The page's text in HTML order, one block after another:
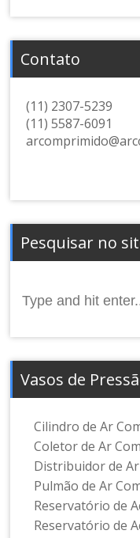
Contato
(11) 2307-5239
(11) 5587-6091
Pesquisar no
for:
Vasos de
Cilindro de Ar
Coletor de Ar
Distribuidor de Ar
Pulmão de Ar
Reservatório de
Reservatório de